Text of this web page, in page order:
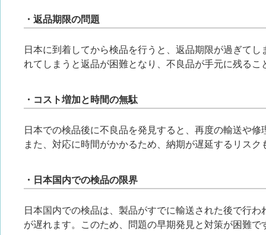
・返品期限の問題
日本に到着してから検品を行うと、返品期限が過ぎて
れてしまうと返品が困難となり、不良品が手元に残るこ
・コスト増加と時間の無駄
日本での検品後に不良品を発見すると、再度の輸送や
また、対応に時間がかかるため、納期が遅延するリスク
・日本国内での検品の限界
日本国内での検品は、製品がすでに輸送された後で行
が遅れます。このため、問題の早期発見と対策が困難で